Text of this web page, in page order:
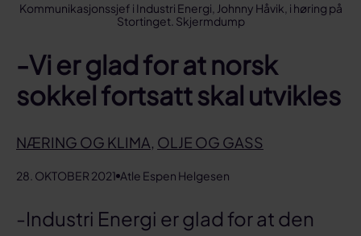
Kommunikasjonssjef i Industri Energi, Johnny Håvik, i høring på
Stortinget. Skjermdump
-Vi er glad for at norsk
sokkel fortsatt skal utvikles
NÆRING OG KLIMA, OLJE OG GASS
28. OKTOBER 2021 Atle Espen Helgesen
-Industri Energi er glad for at den